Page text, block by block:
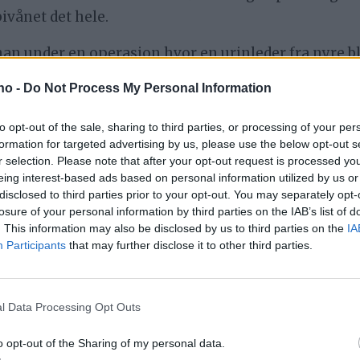
- Do Not Process My Personal Information
opt-out of the sale, sharing to third parties, or processing of your
for targeted advertising by us, please use the below opt-out
selection. Please note that after your opt-out request is processed
interest-based ads based on personal information utilized by us
to third parties prior to your opt-out. You may separately
of your personal information by third parties on the IAB’s list of
This information may also be disclosed by us to third parties on the
Participants that may further disclose it to other third parties.
Data Processing Opt Outs
opt-out of the Sharing of my personal data.
det hele.
under en operasjon hvor en urinleder fra nyre
Jeg måtte da diskre minne om at jeg bare var
og vi må huske at man på den tiden gjorde
var et tredelt sykehus med både fødeavdeling,
også utover egen spesialitet. Jarle Vormdal
med nesten umenneskelige oppgaver, men
læringskurve på Røros sykehus.
så minnes jeg noen leger som har betydd
MEDISIN